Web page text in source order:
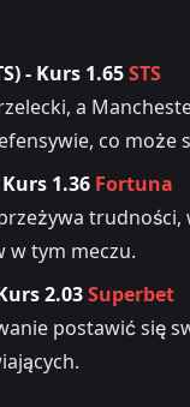
- Kurs 1.65STS
a
co
1.36 Fortuna
w tym meczu.
2.03Superbet
postawić się